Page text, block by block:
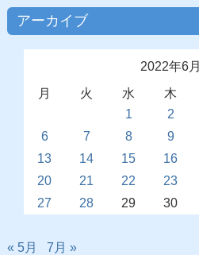
アーカイブ
2022年6月
月
火 水 木
1
2
6
7 8 9
13
14 15 16
20
21 22 23
27
28 29 30
« 5月
7月 »